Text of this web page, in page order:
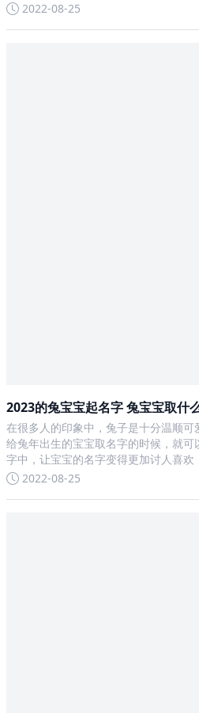
2022-08-25
2023的兔宝宝起名字 兔宝宝取什
在很多人的印象中，兔子是十分温顺
给兔年出生的宝宝取名字的时候，就
字中，让宝宝的名字变得更加讨人喜欢
2022-08-25